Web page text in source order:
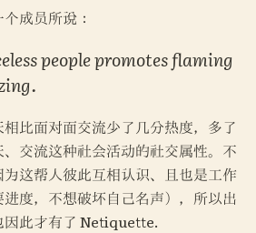
成员所说：
people promotes flaming
比面对面交流少了几分热度，多了
交流这种社会活动的社交属性。不
这帮人彼此互相认识、且也是工作
进度，不想破坏自己名声），所以出
因此才有了 Netiquette.